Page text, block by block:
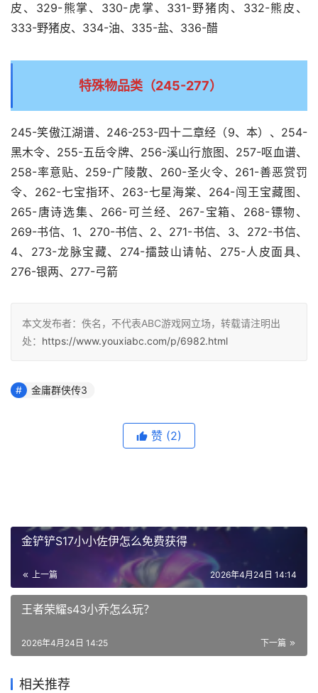
皮、329-熊掌、330-虎掌、331-野猪肉、332-熊皮、
333-野猪皮、334-油、335-盐、336-醋
特殊物品类（245-277）
245-笑傲江湖谱、246-253-四十二章经（9、本）、254-
黑木令、255-五岳令牌、256-溪山行旅图、257-呕血谱、
258-率意贴、259-广陵散、260-圣火令、261-善恶赏罚
令、262-七宝指环、263-七星海棠、264-闯王宝藏图、
265-唐诗选集、266-可兰经、267-宝箱、268-镖物、
269-书信、1、270-书信、2、271-书信、3、272-书信、
4、273-龙脉宝藏、274-擂鼓山请帖、275-人皮面具、
276-银两、277-弓箭
本文发布者：佚名，不代表ABC游戏网立场，转载请注明出
处： https://www.youxiabc.com/p/6982.html
金庸群侠传3
赞 (2)
金铲铲S17小小佐伊怎么免费获得
上一篇 2026年4月24日 14:14
王者荣耀s43小乔怎么玩？
下一篇
2026年4月24日 14:25
相关推荐